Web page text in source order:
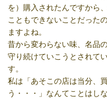
を）購入されたんですから
こともできないことだった
ますよね。
昔から変わらない味、名品
守り続けていこうとされて
す。
私は「あそこの店は当分、
う・・・」なんてことはし